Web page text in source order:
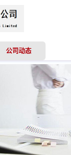
公司动态